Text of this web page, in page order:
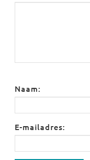
Naam:
E-mailadres: